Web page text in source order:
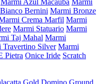
Marmi Azul Macauba Marmi
Bernini Marmi Bronze
Crema Marfil Marmi
Marmi Statuario Marmi
Taj Mahal Marmi
Travertino Silver Marmi
Pietra Onice Iride Scratch